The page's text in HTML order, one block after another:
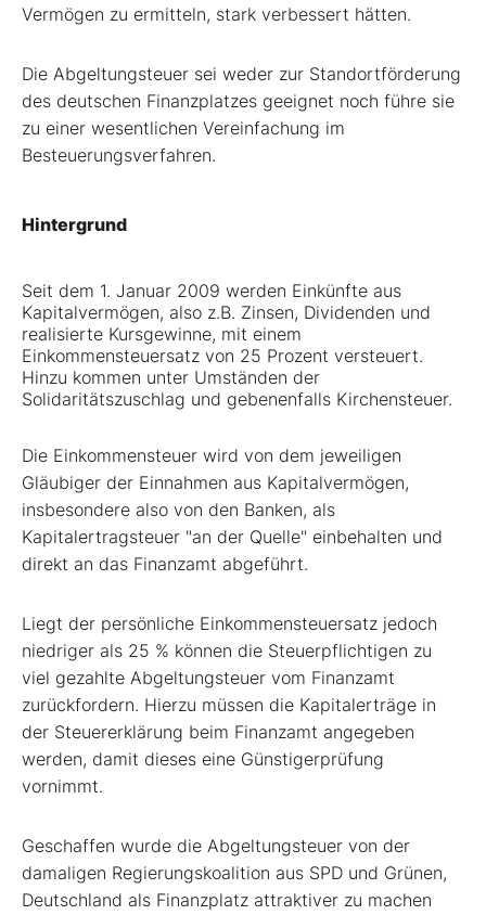
Vermögen zu ermitteln, stark verbessert hätten.
Die Abgeltungsteuer sei weder zur Standortförderung
des deutschen Finanzplatzes geeignet noch führe sie
zu einer wesentlichen Vereinfachung im
Besteuerungsverfahren.
Hintergrund
Seit dem 1. Januar 2009 werden Einkünfte aus
Kapitalvermögen, also z.B. Zinsen, Dividenden und
realisierte Kursgewinne, mit einem
Einkommensteuersatz von 25 Prozent versteuert.
Hinzu kommen unter Umständen der
Solidaritätszuschlag und gebenenfalls Kirchensteuer.
Die Einkommensteuer wird von dem jeweiligen
Gläubiger der Einnahmen aus Kapitalvermögen,
insbesondere also von den Banken, als
Kapitalertragsteuer "an der Quelle" einbehalten und
direkt an das Finanzamt abgeführt.
Liegt der persönliche Einkommensteuersatz jedoch
niedriger als 25 % können die Steuerpflichtigen zu
viel gezahlte Abgeltungsteuer vom Finanzamt
zurückfordern. Hierzu müssen die Kapitalerträge in
der Steuererklärung beim Finanzamt angegeben
werden, damit dieses eine Günstigerprüfung
vornimmt.
Geschaffen wurde die Abgeltungsteuer von der
damaligen Regierungskoalition aus SPD und Grünen,
Deutschland als Finanzplatz attraktiver zu machen